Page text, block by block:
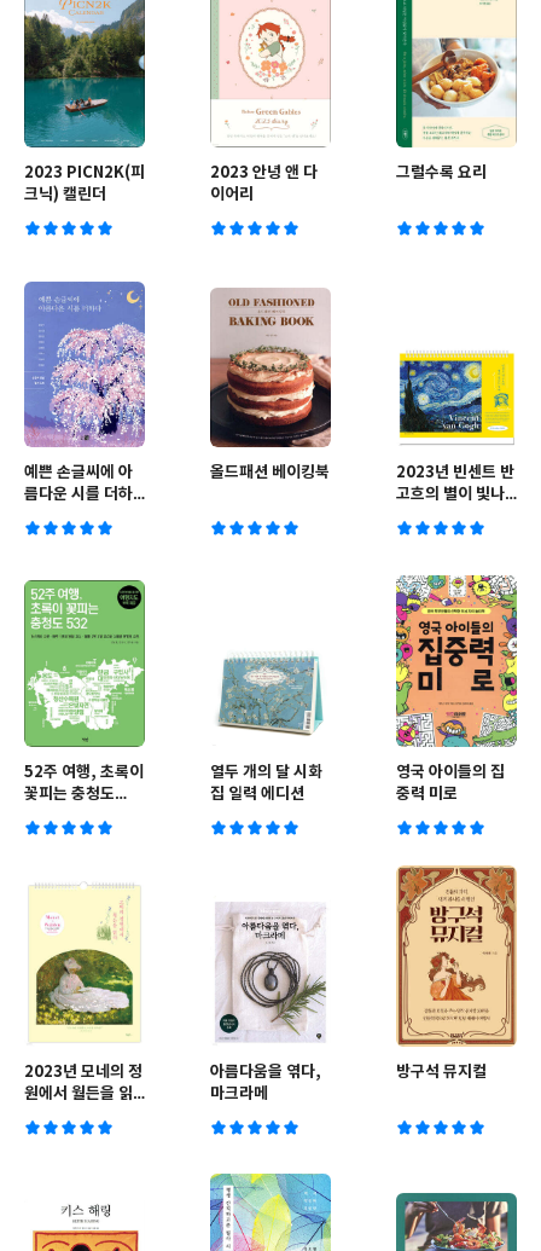
2023 PICN2K(피
크닉) 캘린더
2023 안녕 앤 다
이어리
그럴수록 요리
예쁜 손글씨에 아
름다운 시를 더하
올드패션 베이킹북
2023년 빈센트 반
고흐의 별이 빛나
52주 여행, 초록이
꽃피는 충청도
열두 개의 달 시화
집 일력 에디션
영국 아이들의 집
중력 미로
2023년 모네의 정
원에서 월든을 읽
(A3)
아름다움을 엮다,
마크라메
방구석 뮤지컬